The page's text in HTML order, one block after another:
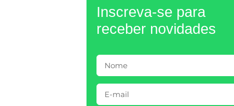
Inscreva-se para
receber novidades